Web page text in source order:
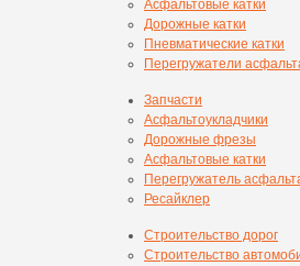
Асфальтовые катки
Дорожные катки
Пневматические катки
Перегружатели
Запчасти
Асфальтоукладчики
Дорожные фрезы
Асфальтовые катки
Перегружатель
Ресайклер
Строительство дорог
Строительство